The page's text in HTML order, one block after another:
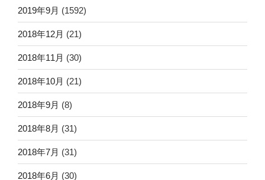
2019年9月 (1592)
2018年12月 (21)
2018年11月 (30)
2018年10月 (21)
2018年9月 (8)
2018年8月 (31)
2018年7月 (31)
2018年6月 (30)